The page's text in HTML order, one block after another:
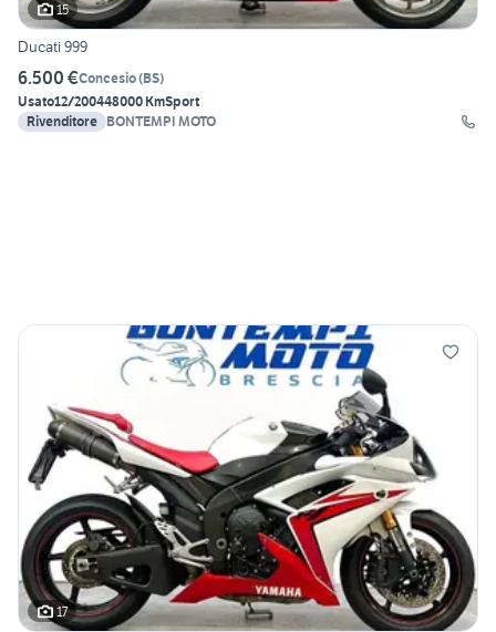
15
Ducati 999
6.500 €Concesio(BS)
Usato12/200448000 KmSport
Rivenditore BONTEMPI MOTO
17